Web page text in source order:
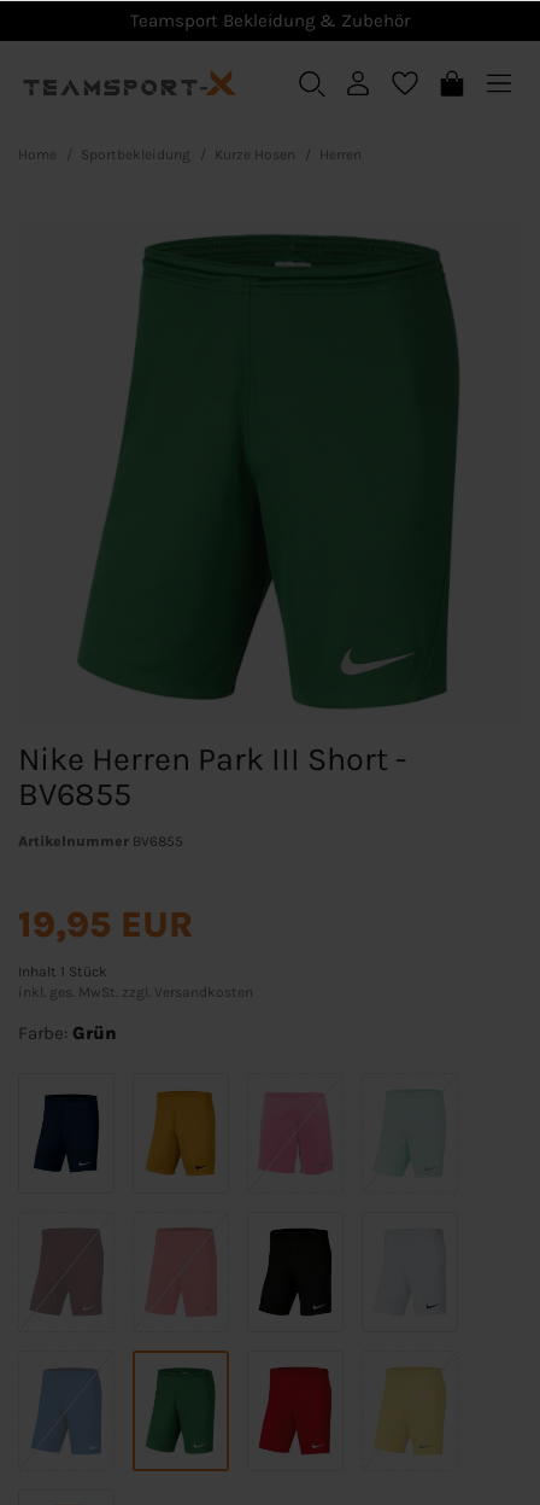
Teamsport Bekleidung & Zubehör
Home Sportbekleidung Kurze Hosen Herren
Nike Herren Park III Short -
BV6855
Artikelnummer BV6855
19,95 EUR
Inhalt 1 Stück
inkl. ges. MwSt. zzgl. Versandkosten
Farbe: Grün